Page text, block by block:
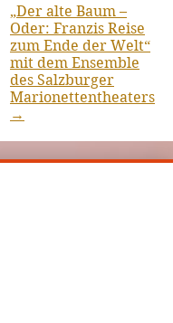
„Der alte Baum –
Oder: Franzis Reise
zum Ende der Welt“
mit dem Ensemble
des Salzburger
Marionettentheaters
→